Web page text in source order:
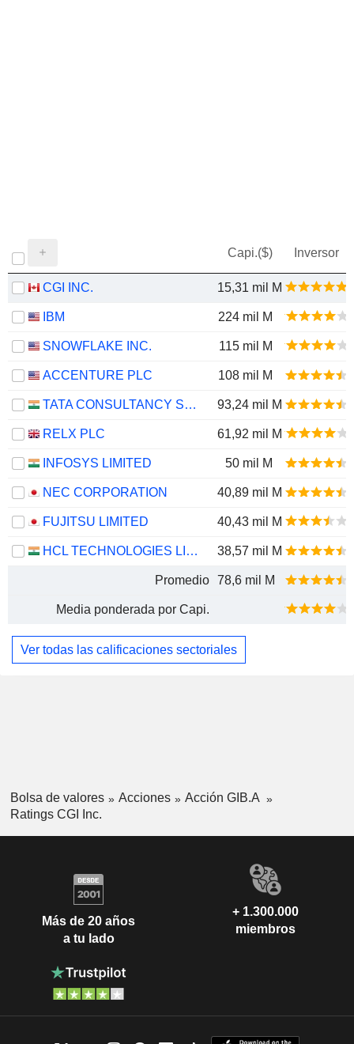
Capi.($) Inversor
CGI INC. 15,31 mil M
IBM 224 mil M
SNOWFLAKE INC. 115 mil M
ACCENTURE PLC 108 mil M
TATA CONSULTANCY SERVICES LTD. 93,24 mil M
RELX PLC 61,92 mil M
INFOSYS LIMITED 50 mil M
NEC CORPORATION 40,89 mil M
FUJITSU LIMITED 40,43 mil M
HCL TECHNOLOGIES LIMITED 38,57 mil M
Promedio 78,6 mil M
Media ponderada por Capi.
Ver todas las calificaciones sectoriales
Bolsa de valores Acciones
Acción GIB.A
Ratings CGI Inc.
Más de 20 años
a tu lado
+ 1.300.000
miembros